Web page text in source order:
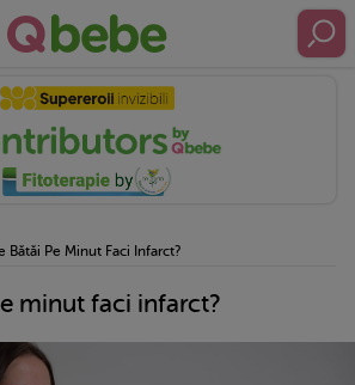
Bătăi Pe Minut Faci Infarct?
minut faci infarct?